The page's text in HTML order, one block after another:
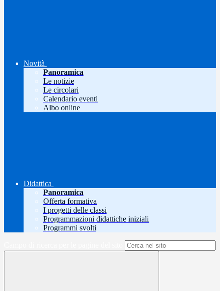
Novità
Panoramica
Le notizie
Le circolari
Calendario eventi
Albo online
Didattica
Panoramica
Offerta formativa
I progetti delle classi
Programmazioni didattiche iniziali
Programmi svolti